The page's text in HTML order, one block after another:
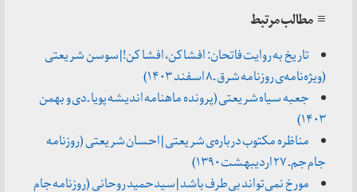
≡ مطالب مرتبط
تاریخ به روایت فاتحان: افشا کن، افشا کن! | سوسن شریعتی
(ویژه‌نامه‌ی روزنامه شرق ـ ۸ اسفند ۱۴۰۳)
جعبه سیاه شریعتی (پرونده ماهنامه اندیشه پویا ـ دی و بهمن
۱۴۰۳)
مناظره مکتوب درباره‌ی شریعتی | احسان شریعتی (روزنامه
جام جم ـ ۲۷ اردیبهشت ۱۳۹۰)
مورخ نمی‌تواند بی‌طرف باشد | سیدحمید روحانی (روزنامه جام